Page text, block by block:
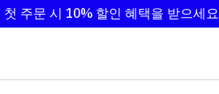
첫 주문 시 10% 할인 혜택을 받으세